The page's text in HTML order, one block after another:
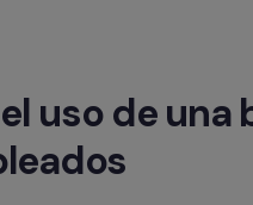
uso de una